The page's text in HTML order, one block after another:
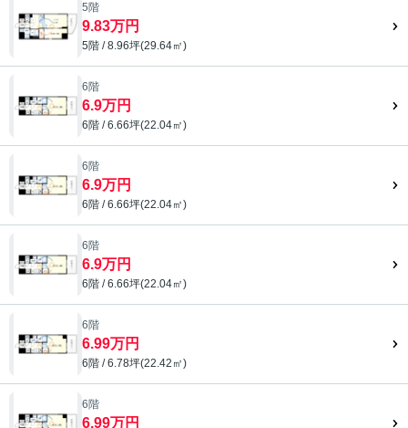
5階
9.83万円
5階 / 8.96坪(29.64㎡)
6階
6.9万円
6階 / 6.66坪(22.04㎡)
6階
6.9万円
6階 / 6.66坪(22.04㎡)
6階
6.9万円
6階 / 6.66坪(22.04㎡)
6階
6.99万円
6階 / 6.78坪(22.42㎡)
6階
6.99万円